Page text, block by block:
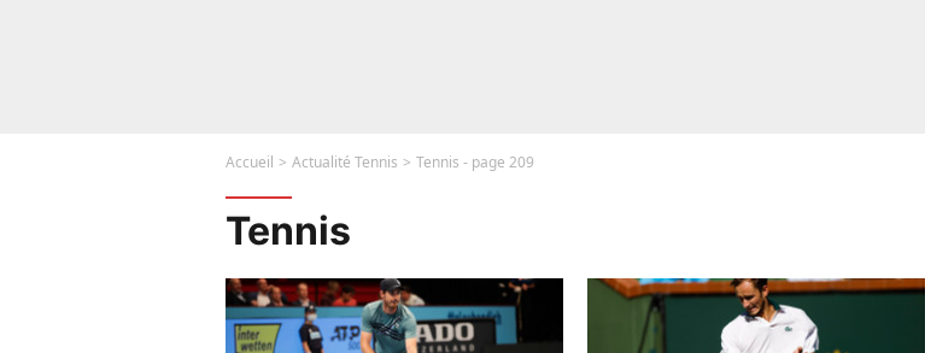
Accueil Actualité Tennis Tennis - page 209
Tennis